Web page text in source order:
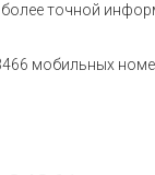
точной
мобильных